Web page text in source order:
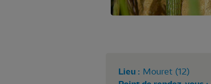
Lieu : Mouret (12)